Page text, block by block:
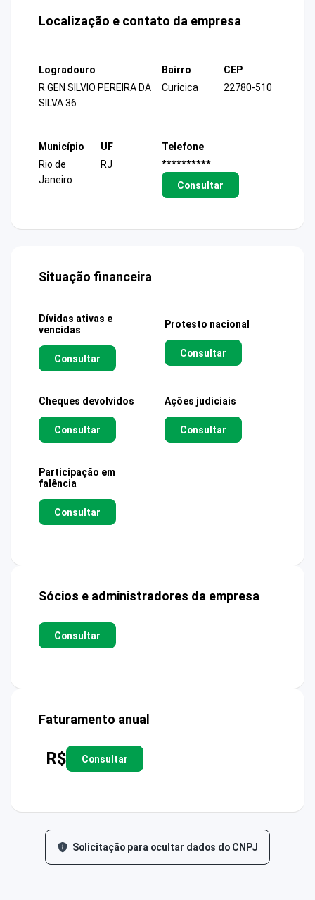
Localização e contato da empresa
Logradouro
R GEN SILVIO PEREIRA DA
SILVA 36
Bairro
Curicica
CEP
22780-510
Município
Rio de
Janeiro
UF
RJ
Telefone
**********
Consultar
Situação financeira
Dívidas ativas e
vencidas
Consultar
Protesto nacional
Consultar
Cheques devolvidos
Consultar
Ações judiciais
Consultar
Participação em
falência
Consultar
Sócios e administradores da empresa
Consultar
Faturamento anual
R$ Consultar
Solicitação para ocultar dados do CNPJ